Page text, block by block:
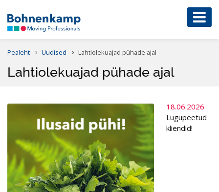
Pealeht Uudised Lahtiolekuajad pühade ajal
Lahtiolekuajad pühade ajal
18.06.2026
Lugupeetud
kliendid!